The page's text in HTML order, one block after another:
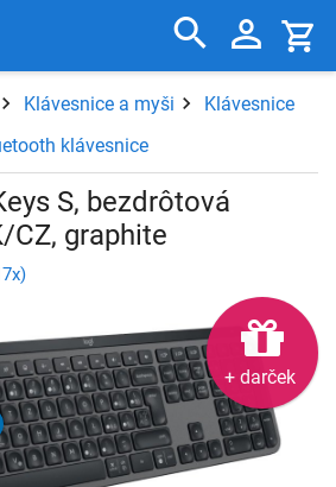
Klávesnice a myši
Klávesnice
klávesnice
S, bezdrôtová
CZ, graphite
+ darček